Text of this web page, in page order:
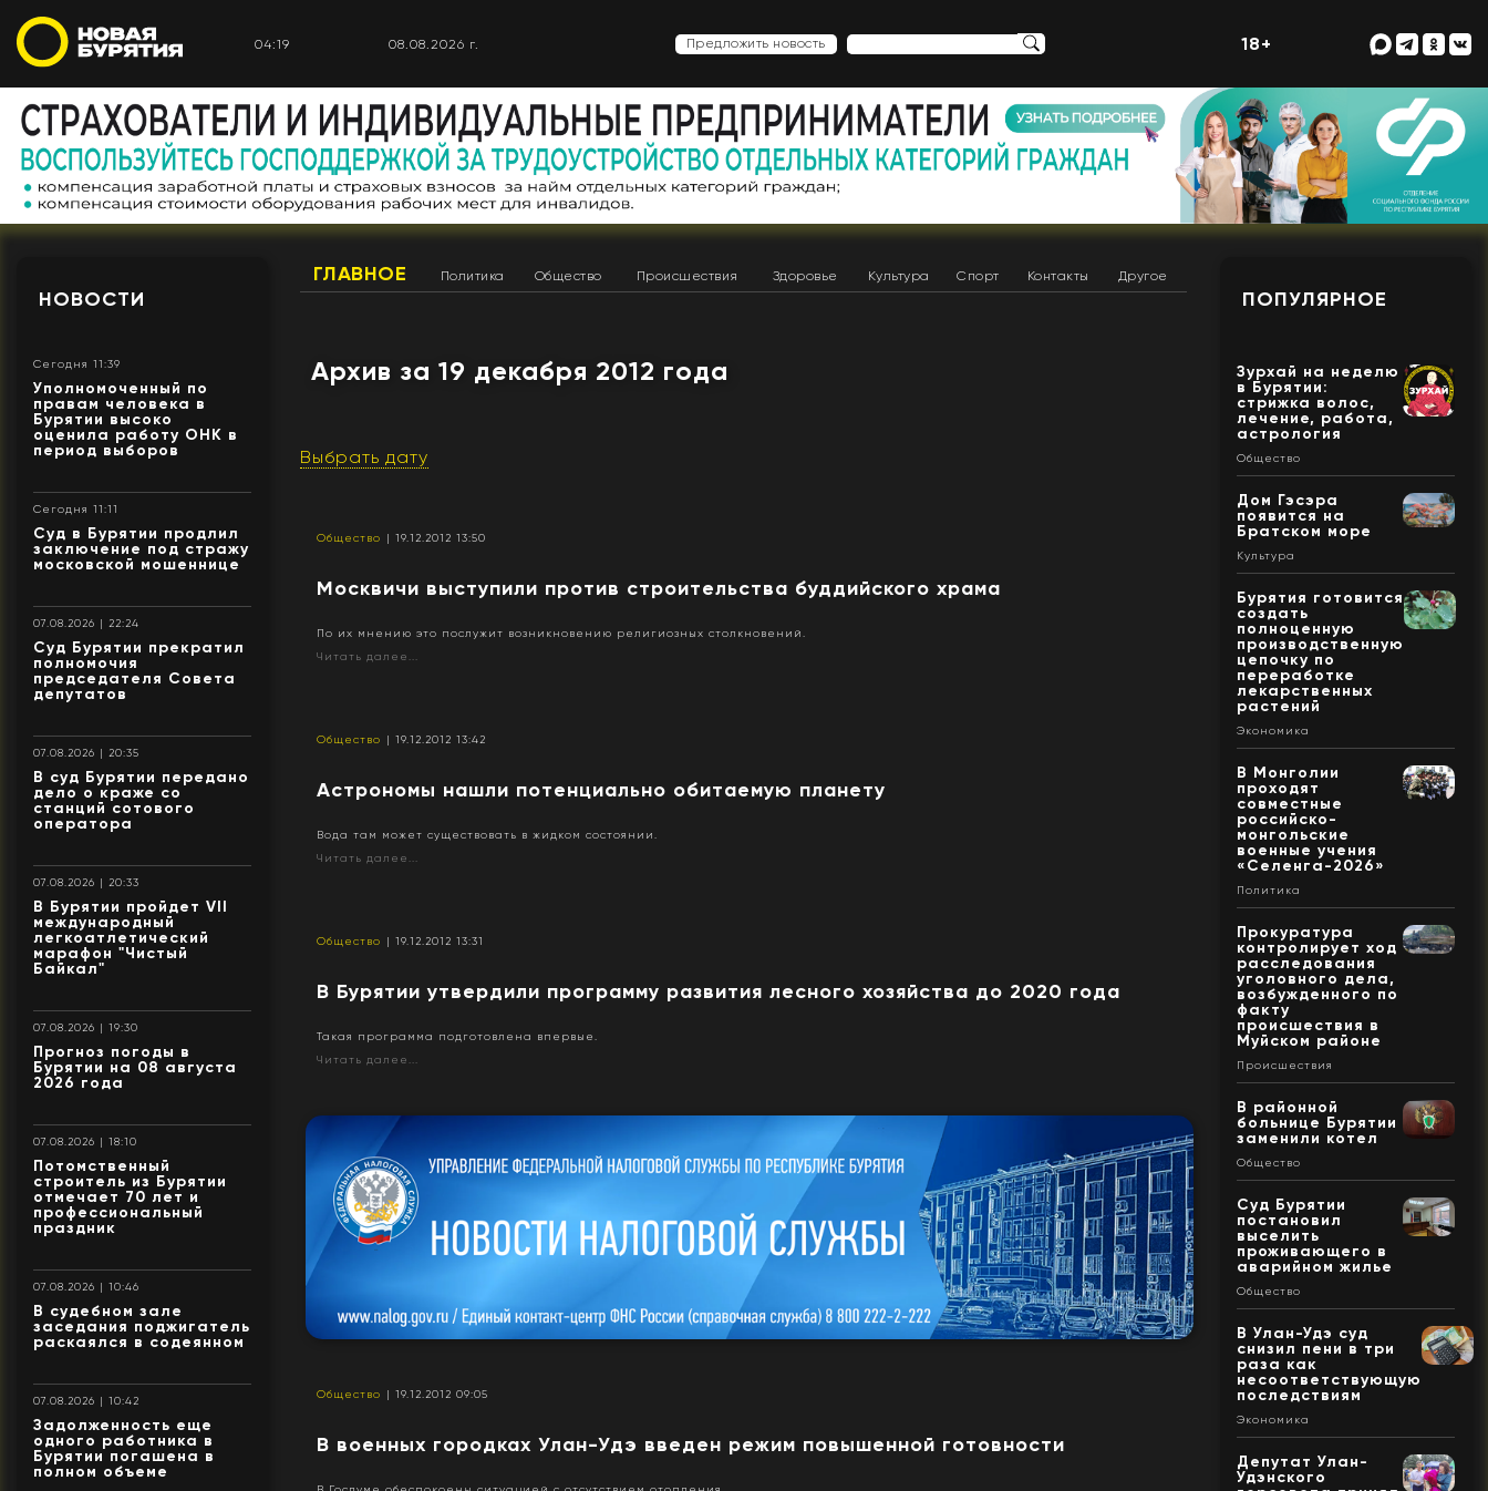
04:19 08.08.2026 г. Предложить новость 18+
НОВОСТИ
Сегодня 11:39
Уполномоченный по
правам человека в
Бурятии высоко
оценила работу ОНК в
период выборов
Сегодня 11:11
Суд в Бурятии продлил
заключение под стражу
московской мошеннице
07.08.2026 | 22:24
Суд Бурятии прекратил
полномочия
председателя Совета
депутатов
07.08.2026 | 20:35
В суд Бурятии передано
дело о краже со
станций сотового
оператора
07.08.2026 | 20:33
В Бурятии пройдет VII
международный
легкоатлетический
марафон "Чистый
Байкал"
07.08.2026 | 19:30
Прогноз погоды в
Бурятии на 08 августа
2026 года
07.08.2026 | 18:10
Потомственный
строитель из Бурятии
отмечает 70 лет и
профессиональный
праздник
07.08.2026 | 10:46
В судебном зале
заседания поджигатель
раскаялся в содеянном
07.08.2026 | 10:42
Задолженность еще
одного работника в
Бурятии погашена в
полном объеме
ГЛАВНОЕ Политика Общество Происшествия Здоровье Культура Спорт Контакты Другое
Архив за 19 декабря 2012 года
Выбрать дату
Общество | 19.12.2012 13:50
Москвичи выступили против строительства буддийского храма
По их мнению это послужит возникновению религиозных столкновений.
Читать далее...
Общество | 19.12.2012 13:42
Астрономы нашли потенциально обитаемую планету
Вода там может существовать в жидком состоянии.
Читать далее...
Общество | 19.12.2012 13:31
В Бурятии утвердили программу развития лесного хозяйства до 2020 года
Такая программа подготовлена впервые.
Читать далее...
Общество | 19.12.2012 09:05
В военных городках Улан-Удэ введен режим повышенной готовности
ПОПУЛЯРНОЕ
Зурхай на неделю
в Бурятии:
стрижка волос,
лечение, работа,
астрология
Общество
Дом Гэсэра
появится на
Братском море
Культура
Бурятия готовится
создать
полноценную
производственную
цепочку по
переработке
лекарственных
растений
Экономика
В Монголии
проходят
совместные
российско-
монгольские
военные учения
«Селенга-2026»
Политика
Прокуратура
контролирует ход
расследования
уголовного дела,
возбужденного по
факту
происшествия в
Муйском районе
Происшествия
В районной
больнице Бурятии
заменили котел
Общество
Суд Бурятии
постановил
выселить
проживающего в
аварийном жилье
Общество
В Улан-Удэ суд
снизил пени в три
раза как
несоответствующую
последствиям
Экономика
Депутат Улан-
Удэнского